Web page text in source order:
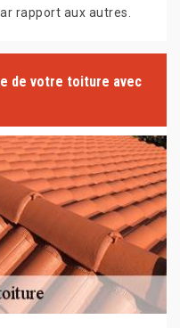
rapport aux autres.
de votre toiture avec